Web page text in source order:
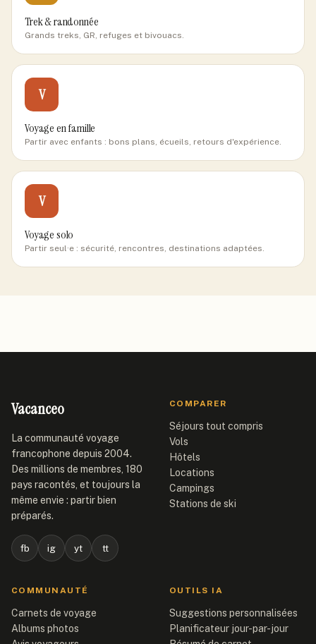
Trek & randonnée
Grands treks, GR, refuges et bivouacs.
V
Voyage en famille
Partir avec enfants : bons plans, écueils, retours d'expérience.
V
Voyage solo
Partir seul·e : sécurité, rencontres, destinations adaptées.
Vacanceo
La communauté voyage
francophone depuis 2004.
Des millions de membres, 180
pays racontés, et toujours la
même envie : partir bien
préparés.
fb ig yt tt
COMPARER
Séjours tout compris
Vols
Hôtels
Locations
Campings
Stations de ski
COMMUNAUTÉ
Carnets de voyage
Albums photos
OUTILS IA
Suggestions personnalisées
Planificateur jour-par-jour